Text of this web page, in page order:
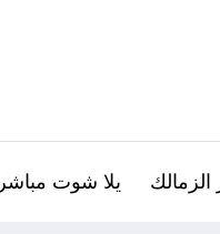
الزمالك يلا شوت مباشر